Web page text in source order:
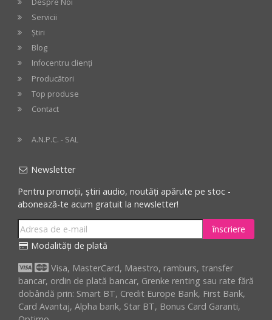
Servicii
Știri
Blog
Infocentru clienți
Producători
Top produse
Contact
A.N.P.C. - SAL
Newsletter
Pentru promoții, știri audio, noutăți apărute pe stoc -
abonează-te acum gratuit la newsletter!
înscriere
Modalități de plată
Visa, MasterCard, Maestro, ramburs, transfer
bancar, ordin de plată bancar, Grenke renting sau rate fără
dobândă prin: Smart BT, Credit Europe Bank, First Bank,
Card Avantaj, Alpha bank, Star BT, Bonus Card Garanti,